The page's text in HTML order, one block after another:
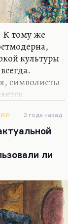
К тому же
культуры
символисты
а
тиражируют
паруса».
то
вещь.
2 года назад
ли